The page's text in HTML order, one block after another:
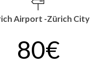
Airport -Zürich City
80€